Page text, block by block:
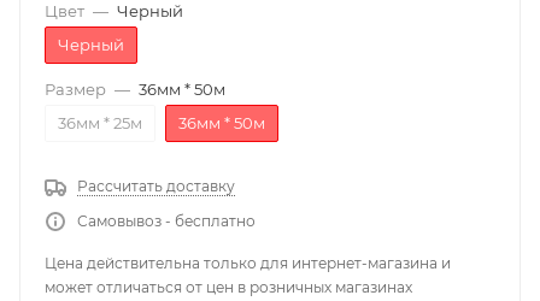
Цвет — Черный
Черный
Размер — 36мм * 50м
36мм * 25м
36мм * 50м
Рассчитать доставку
Самовывоз - бесплатно
Цена действительна только для интернет-магазина и
может отличаться от цен в розничных магазинах